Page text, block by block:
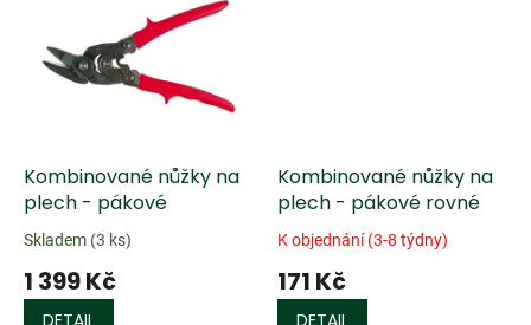
Kombinované nůžky na
plech - pákové
Skladem (3 ks)
1 399 Kč
Kombinované nůžky na
plech - pákové rovné
K objednání (3-8 týdny)
171 Kč